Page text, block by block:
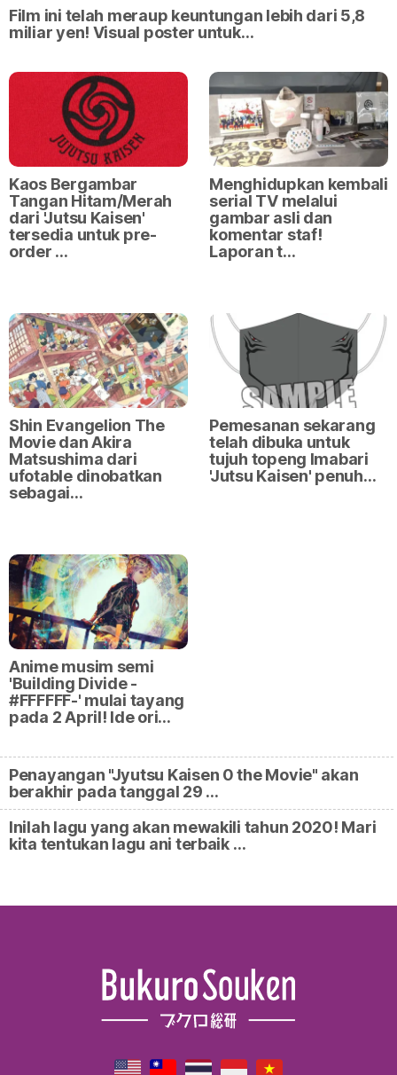
Film ini telah meraup keuntungan lebih dari 5,8
miliar yen! Visual poster untuk…
Kaos Bergambar
Tangan Hitam/Merah
dari 'Jutsu Kaisen'
tersedia untuk pre-
order …
Menghidupkan kembali
serial TV melalui
gambar asli dan
komentar staf!
Laporan t…
Shin Evangelion The
Movie dan Akira
Matsushima dari
ufotable dinobatkan
sebagai…
Pemesanan sekarang
telah dibuka untuk
tujuh topeng Imabari
'Jutsu Kaisen' penuh…
Anime musim semi
'Building Divide -
#FFFFFF-' mulai tayang
pada 2 April! Ide ori…
Penayangan "Jyutsu Kaisen 0 the Movie" akan
berakhir pada tanggal 29 …
Inilah lagu yang akan mewakili tahun 2020! Mari
kita tentukan lagu ani terbaik …